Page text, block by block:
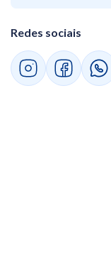
Redes sociais